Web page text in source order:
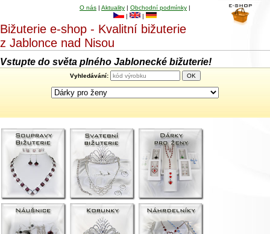
O nás | Aktuality | Obchodní podmínky |
|
|
Bižuterie e-shop - Kvalitní bižuterie
z Jablonce nad Nisou
Vstupte do světa plného Jablonecké bižuterie!
Vyhledávání: